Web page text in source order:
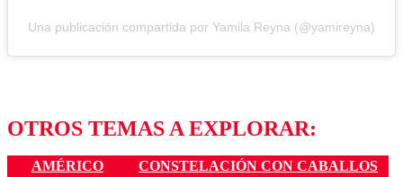
Una publicación compartida por Yamila Reyna (@yamireyna)
OTROS TEMAS A EXPLORAR:
AMÉRICO
CONSTELACIÓN CON CABALLOS